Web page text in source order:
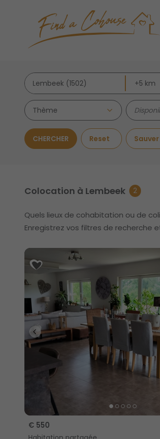
Thème
CHERCHER Reset Sauver
Colocation à Lembeek 2
Quels lieux de cohabitation ou de
Enregistrez vos filtres de recherche
€ 550